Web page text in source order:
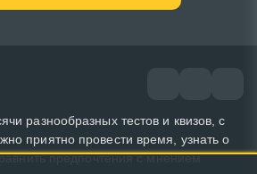
разнообразных тестов и квизов, с
приятно провести время, узнать о
предпочтения с мнением